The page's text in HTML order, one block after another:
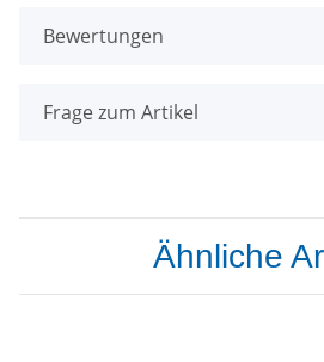
Bewertungen
Frage zum Artikel
Ähnliche